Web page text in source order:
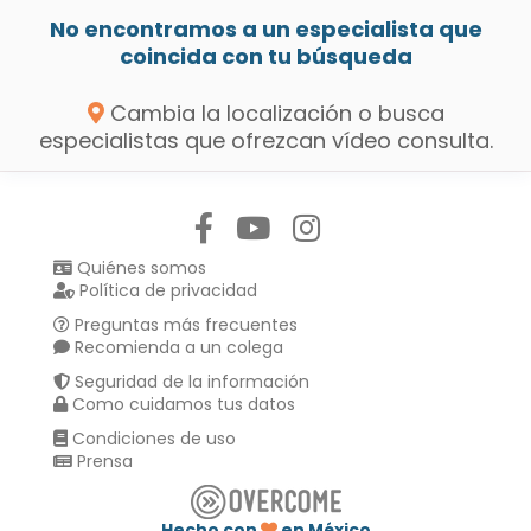
No encontramos a un especialista que
coincida con tu búsqueda
Cambia la localización o busca
especialistas que ofrezcan vídeo consulta.
Quiénes somos
Política de privacidad
Preguntas más frecuentes
Recomienda a un colega
Seguridad de la información
Como cuidamos tus datos
Condiciones de uso
Prensa